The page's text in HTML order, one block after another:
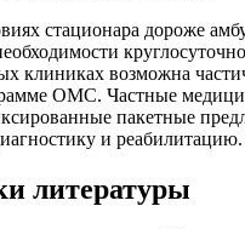
стационара дороже
клиниках возможна
ОМС. Частные
пакетные
и реабилитацию.
литературы